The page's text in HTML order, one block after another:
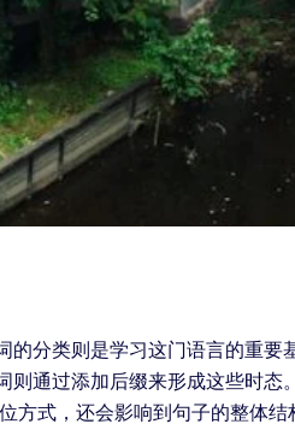
分类则是学习这门语言的重
通过添加后缀来形成这些时
方式，还会影响到句子的整体